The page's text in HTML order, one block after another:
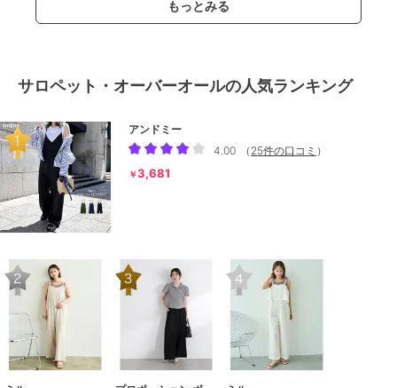
もっとみる
サロペット・オーバーオールの人気ランキング
アンドミー
4.00
（ 25件の口コミ ）
￥3,681